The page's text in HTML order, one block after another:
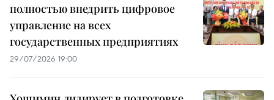
полностью внедрить цифровое
управление на всех
государственных предприятиях
29/07/2026 19:00